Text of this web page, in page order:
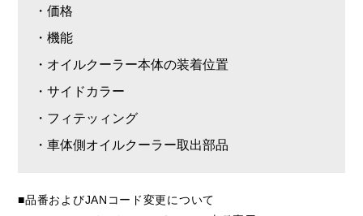
・価格
・機能
・オイルクーラー本体の装着位置
・サイドカラー
・フィテッィング
・車体側オイルクーラー取出部品
■品番およびJANコード変更について